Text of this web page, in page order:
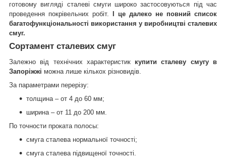
готовому вигляді сталеві смуги широко застосовуються під час
проведення покрівельних робіт.
І це далеко не повний список
багатофункціональності використання у виробництві сталевих
смуг.
Сортамент сталевих смуг
Залежно від технічних характеристик купити сталеву смугу в
Запоріжжі можна лише кількох різновидів.
За параметрами перерізу:
толщина – от 4 до 60 мм;
ширина – от 11 до 200 мм.
По точности проката полосы:
смуга сталева нормальної точності;
смуга сталева підвищеної точності.